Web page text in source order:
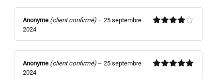
sur 5
Anonyme (client confirmé) – 25 septembre
2024
Anonyme (client confirmé) – 25 septembre
2024